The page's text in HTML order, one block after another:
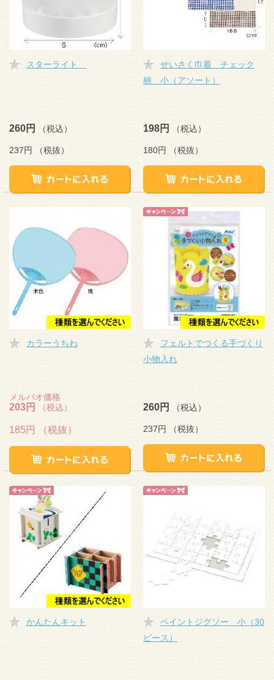
スターライト
260円 （税込）
237円 （税抜）
せいさく巾着 チェック
柄 小（アソート）
198円 （税込）
180円 （税抜）
カラーうちわ
メルパオ価格
203円 （税込）
185円 （税抜）
フェルトでつくる手づくり
小物入れ
260円 （税込）
237円 （税抜）
かんたんキット
ペイントジグソー 小（30
ピース）